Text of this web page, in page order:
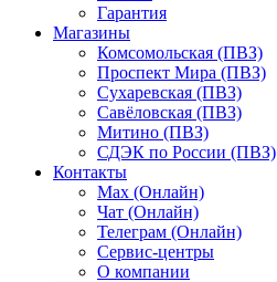
Гарантия
Магазины
Комсомольская (ПВЗ)
Проспект Мира (ПВЗ)
Сухаревская (ПВЗ)
Савёловская (ПВЗ)
Митино (ПВЗ)
СДЭК по России (ПВЗ)
Контакты
Max (Онлайн)
Чат (Онлайн)
Телеграм (Онлайн)
Сервис-центры
О компании